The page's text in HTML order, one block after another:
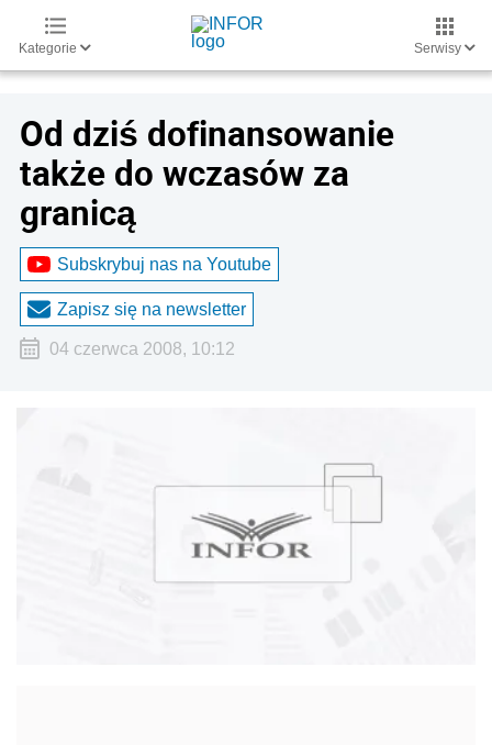
Kategorie Serwisy
Od dziś dofinansowanie
także do wczasów za
granicą
Subskrybuj nas na Youtube
Zapisz się na newsletter
04 czerwca 2008, 10:12